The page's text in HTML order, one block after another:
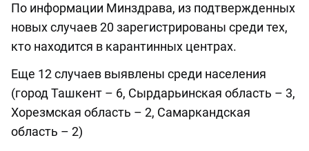
По информации Минздрава, из подтвержденных
новых случаев 20 зарегистрированы среди тех,
кто находится в карантинных центрах.
Еще 12 случаев выявлены среди населения
(город Ташкент – 6, Сырдарьинская область – 3,
Хорезмская область – 2, Самаркандская
область – 2)